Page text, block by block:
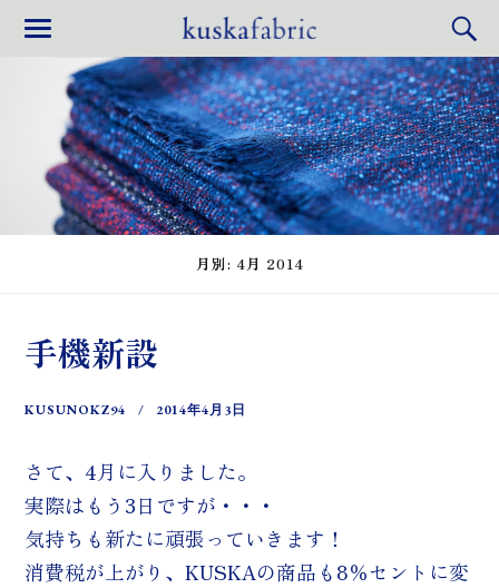
月別: 4月 2014
手機新設
KUSUNOKZ94 2014年4月3日
さて、4月に入りました。
実際はもう3日ですが・・・
気持ちも新たに頑張っていきます！
消費税が上がり、KUSKAの商品も8％セントに変